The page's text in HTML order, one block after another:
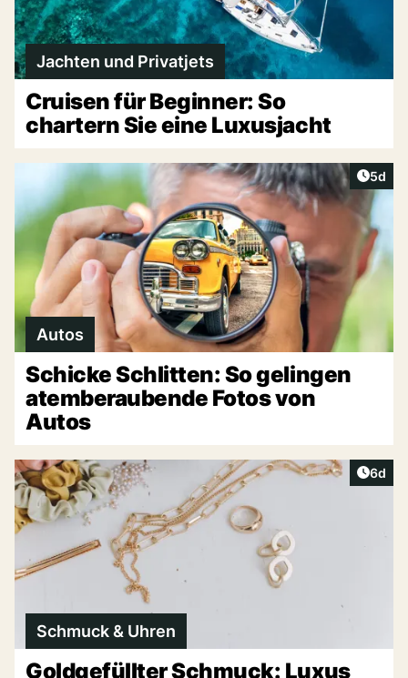
Jachten und Privatjets
Cruisen für Beginner: So
chartern Sie eine Luxusjacht
5d
Autos
Schicke Schlitten: So gelingen
atemberaubende Fotos von
Autos
6d
Schmuck & Uhren
Goldgefüllter Schmuck: Luxus